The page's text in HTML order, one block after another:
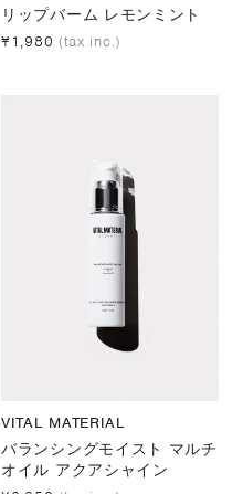
リップバーム レモンミント
¥1,980 (tax inc.)
VITAL MATERIAL
バランシングモイスト マルチ
オイル アクアシャイン